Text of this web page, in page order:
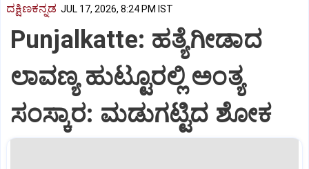
ದಕ್ಷಿಣಕನ್ನಡ JUL 17, 2026, 8:24 PM IST
Punjalkatte: ಹತ್ಯೆಗೀಡಾದ
ಲಾವಣ್ಯ ಹುಟ್ಟೂರಲ್ಲಿ ಅಂತ್ಯ
ಸಂಸ್ಕಾರ: ಮಡುಗಟ್ಟಿದ ಶೋಕ